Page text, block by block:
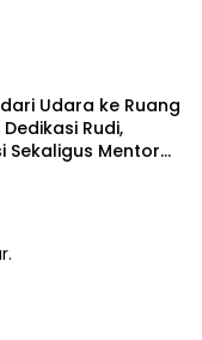
Udara ke Ruang
Dedikasi Rudi,
Sekaligus Mentor